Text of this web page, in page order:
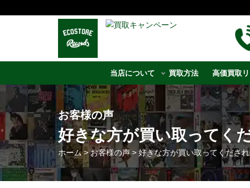
当店について 買取方法 高価買取リ
お客様の声
好きな方が買い取ってく
ホーム>お客様の声> 好きな方が買い取ってくださ